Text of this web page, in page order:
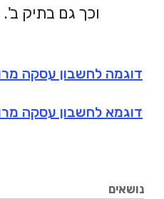
נושאים
וכך גם בתיק ב'.
דוגמה לחשבון עסקה
דוגמא לחשבון עסקה